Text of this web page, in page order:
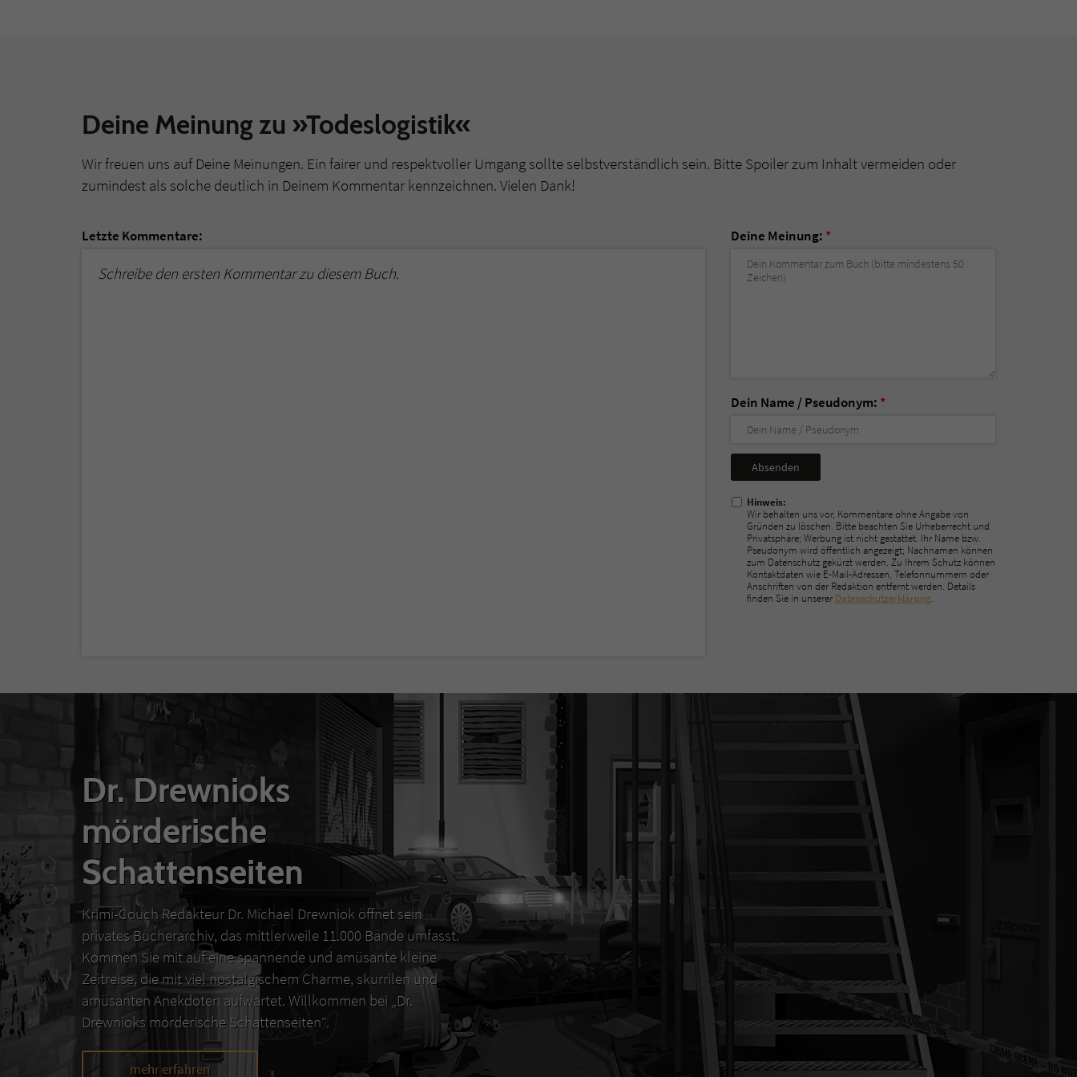
Deine Meinung zu »Todeslogistik«
Wir freuen uns auf Deine Meinungen. Ein fairer und respektvoller Umgang sollte selbstverständlich sein. Bitte Spoiler zum Inhalt vermeiden oder
zumindest als solche deutlich in Deinem Kommentar kennzeichnen. Vielen Dank!
Letzte Kommentare:
Schreibe den ersten Kommentar zu diesem Buch.
Deine Meinung: *
Dein Name / Pseudonym: *
Nicht
ausfüllen!
Hinweis:
Wir behalten uns vor, Kommentare ohne Angabe von
Gründen zu löschen. Bitte beachten Sie Urheberrecht und
Privatsphäre; Werbung ist nicht gestattet. Ihr Name bzw.
Pseudonym wird öffentlich angezeigt; Nachnamen können
zum Datenschutz gekürzt werden. Zu Ihrem Schutz können
Kontaktdaten wie E-Mail-Adressen, Telefonnummern oder
Anschriften von der Redaktion entfernt werden. Details
finden Sie in unserer Datenschutzerklärung.
Dr. Drewnioks
mörderische
Schattenseiten
Krimi-Couch Redakteur Dr. Michael Drewniok öffnet sein
privates Bücherarchiv, das mittlerweile 11.000 Bände umfasst.
Kommen Sie mit auf eine spannende und amüsante kleine
Zeitreise, die mit viel nostalgischem Charme, skurrilen und
amüsanten Anekdoten aufwartet. Willkommen bei „Dr.
Drewnioks mörderische Schattenseiten“.
mehr erfahren